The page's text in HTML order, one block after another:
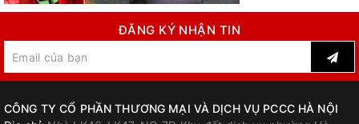
ĐĂNG KÝ NHẬN TIN
CÔNG TY CỔ PHẦN THƯƠNG MẠI VÀ DỊCH VỤ PCCC HÀ NỘI